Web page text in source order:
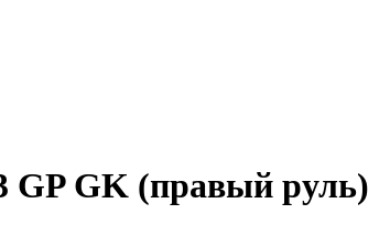
GP GK (правый руль)